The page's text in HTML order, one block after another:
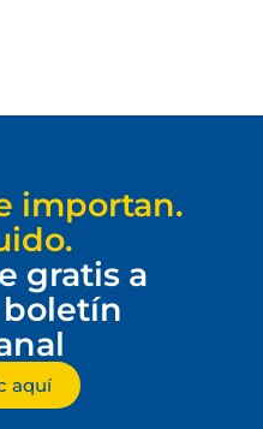
importan.
gratis a
aquí